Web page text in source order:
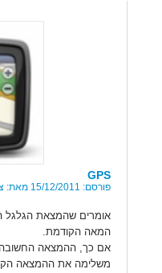
GPS
פורסם: 15/12/2011 מאת: צוות האתר
אומרים שהמצאת הגלגל
המאה הקודמת.
אם כך, ההמצאה
משלימה את ההמצאה